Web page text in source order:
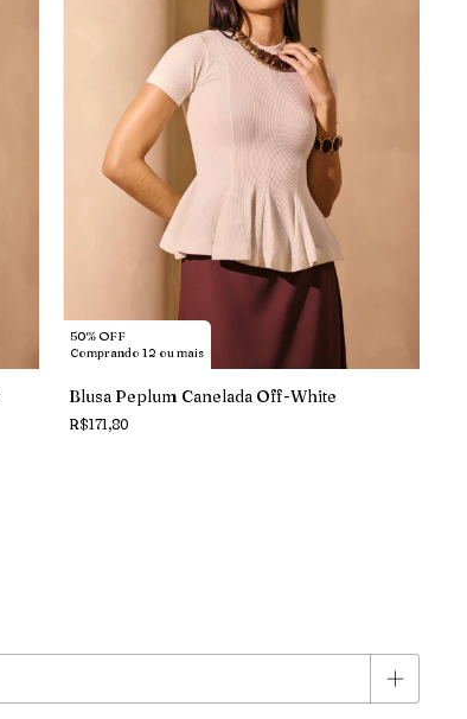
50% OFF
Comprando 12 ou mais
Blusa Peplum Canelada Off-White
R$171,80